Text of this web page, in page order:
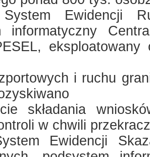
Ewidencji
informatyczny
i ruchu
składania
w chwili
Ewidencji